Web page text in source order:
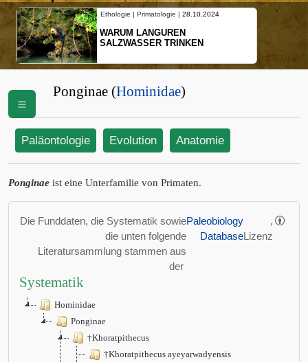
Ethologie | Primatologie | 28.10.2024
WARUM LANGUREN
SALZWASSER TRINKEN
Ponginae (Hominidae)
Paläontologie Evolution Anatomie
Ponginae ist eine Unterfamilie von Primaten.
Die Funddaten, die Systematik sowie
die unten folgende
Literatursammlung stammen aus
der
Paleobiology
Database
,
Lizenz
Systematik
Hominidae
Ponginae
†Khoratpithecus
†Khoratpithecus ayeyarwadyensis